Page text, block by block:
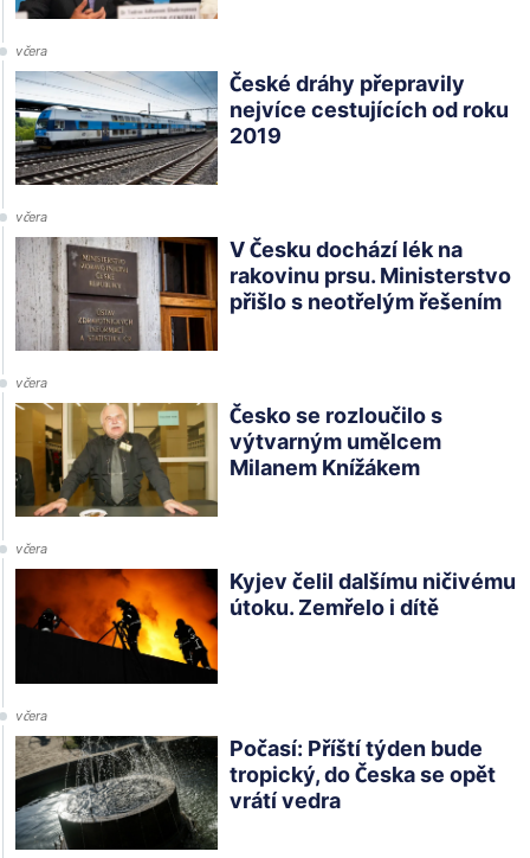
včera
České dráhy přepravily
nejvíce cestujících od roku
2019
včera
V Česku dochází lék na
rakovinu prsu. Ministerstvo
přišlo s neotřelým řešením
včera
Česko se rozloučilo s
výtvarným umělcem
Milanem Knížákem
včera
Kyjev čelil dalšímu ničivému
útoku. Zemřelo i dítě
včera
Počasí: Příští týden bude
tropický, do Česka se opět
vrátí vedra